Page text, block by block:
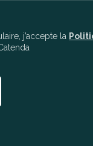
j’accepte la